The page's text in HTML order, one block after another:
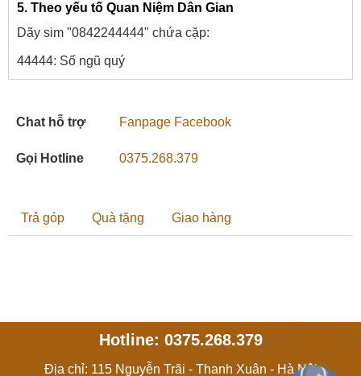
5. Theo yếu tố Quan Niệm Dân Gian
Dãy sim "0842244444" chứa cặp:
44444: Số ngũ quý
Chat hỗ trợ Fanpage Facebook
Gọi Hotline 0375.268.379
Trả góp Quà tặng Giao hàng
Hotline: 0375.268.379
Địa chỉ: 115 Nguyễn Trãi - Thanh Xuân - Hà Nội